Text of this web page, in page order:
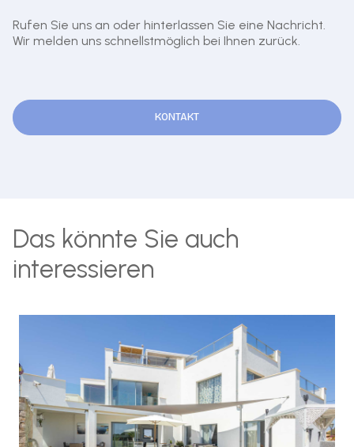
Rufen Sie uns an oder hinterlassen Sie eine Nachricht.
Wir melden uns schnellstmöglich bei Ihnen zurück.
KONTAKT
Das könnte Sie auch
interessieren